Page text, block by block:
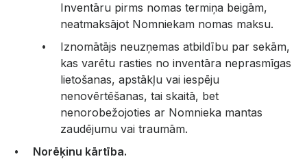
Inventāru pirms nomas termiņa beigām,
neatmaksājot Nomniekam nomas maksu.
Iznomātājs neuzņemas atbildību par sekām,
kas varētu rasties no inventāra neprasmīgas
lietošanas, apstākļu vai iespēju
nenovērtēšanas, tai skaitā, bet
nenorobežojoties ar Nomnieka mantas
zaudējumu vai traumām.
Norēķinu kārtība.